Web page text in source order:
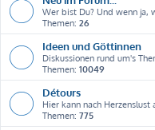
Wer bist Du? Und wenn ja,
Themen: 26
Ideen und Göttinnen
Diskussionen rund um's
Themen: 10049
Détours
Hier kann nach
Themen: 775